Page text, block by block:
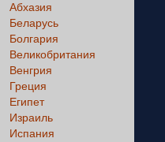
Абхазия
Беларусь
Болгария
Великобритания
Венгрия
Греция
Египет
Израиль
Испания